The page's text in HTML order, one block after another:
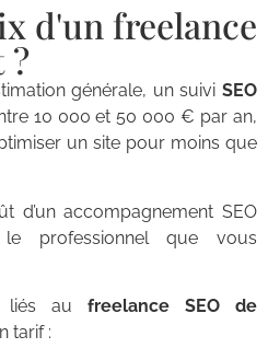
d'un freelance
?
générale, un suivi SEO
10 000 et 50 000 € par an,
un site pour moins que
d’un accompagnement SEO
professionnel que vous
liés au freelance SEO de
tarif :